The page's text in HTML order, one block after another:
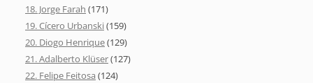
18. Jorge Farah (171)
19. Cícero Urbanski(159)
20. Diogo Henrique(129)
21. Adalberto Klüser(127)
22. Felipe Feitosa (124)